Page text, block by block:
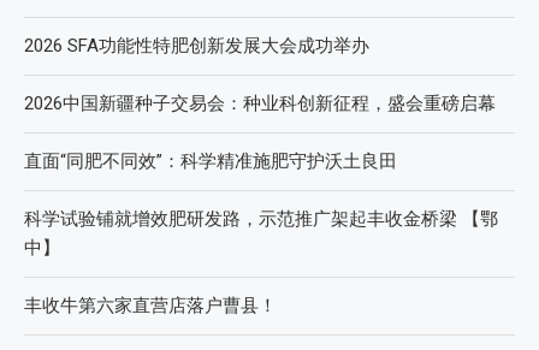
2026 SFA功能性特肥创新发展大会成功举办
2026中国新疆种子交易会：种业科创新征程，盛会重磅启幕
直面“同肥不同效”：科学精准施肥守护沃土良田
科学试验铺就增效肥研发路，示范推广架起丰收金桥梁 【鄂
中】
丰收牛第六家直营店落户曹县！